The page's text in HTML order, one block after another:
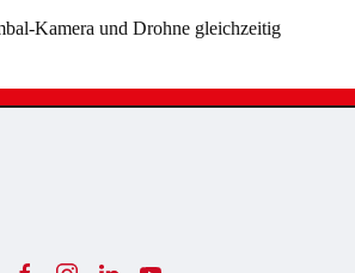
Kamera und Drohne gleichzeitig